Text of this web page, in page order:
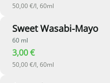
50,00 €/l, 60ml
Sweet Wasabi-Mayo
60 ml
3,00 €
50,00 €/l, 60ml